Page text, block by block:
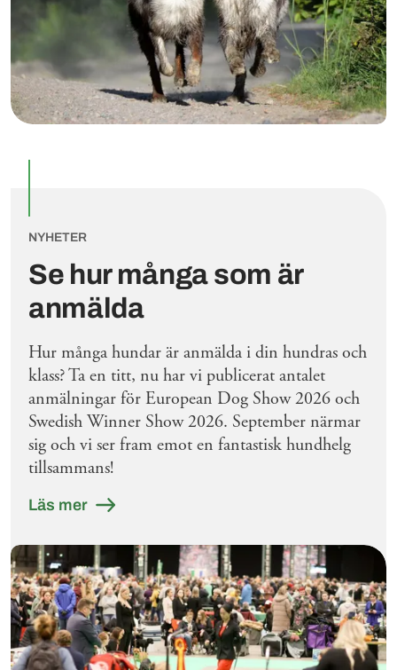
Se hur många som är
anmälda
NYHETER
Hur många hundar är anmälda i din hundras och
klass? Ta en titt, nu har vi publicerat antalet
anmälningar för European Dog Show 2026 och
Swedish Winner Show 2026. September närmar
sig och vi ser fram emot en fantastisk hundhelg
tillsammans!
Läs mer